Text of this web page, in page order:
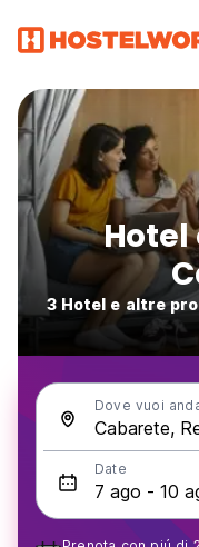
Hotel
3 Hotel e altre
Dove vuoi
Date